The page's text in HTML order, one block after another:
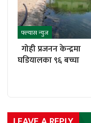
फ्ल्यास न्युज
गोही प्रजनन केन्द्रमा
घडियालका ९६ बच्चा